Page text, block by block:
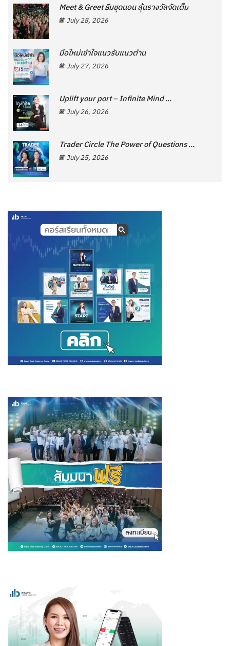
Meet & Greet ธีมชุดนอน ลุ้นรางวัลจัดเต็ม
July 28, 2026
มือใหม่เข้าใจแนวรับแนวต้าน
July 27, 2026
Uplift your port – Infinite Mind ...
July 26, 2026
Trader Circle The Power of Questions ...
July 25, 2026